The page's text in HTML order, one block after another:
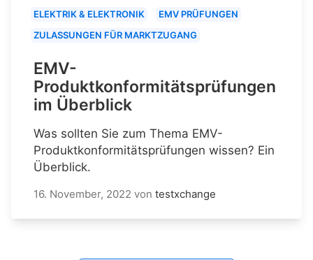
ELEKTRIK & ELEKTRONIK
EMV PRÜFUNGEN
ZULASSUNGEN FÜR MARKTZUGANG
EMV-
Produktkonformitätsprüfungen
im Überblick
Was sollten Sie zum Thema EMV-
Produktkonformitätsprüfungen wissen? Ein
Überblick.
16. November, 2022 von testxchange